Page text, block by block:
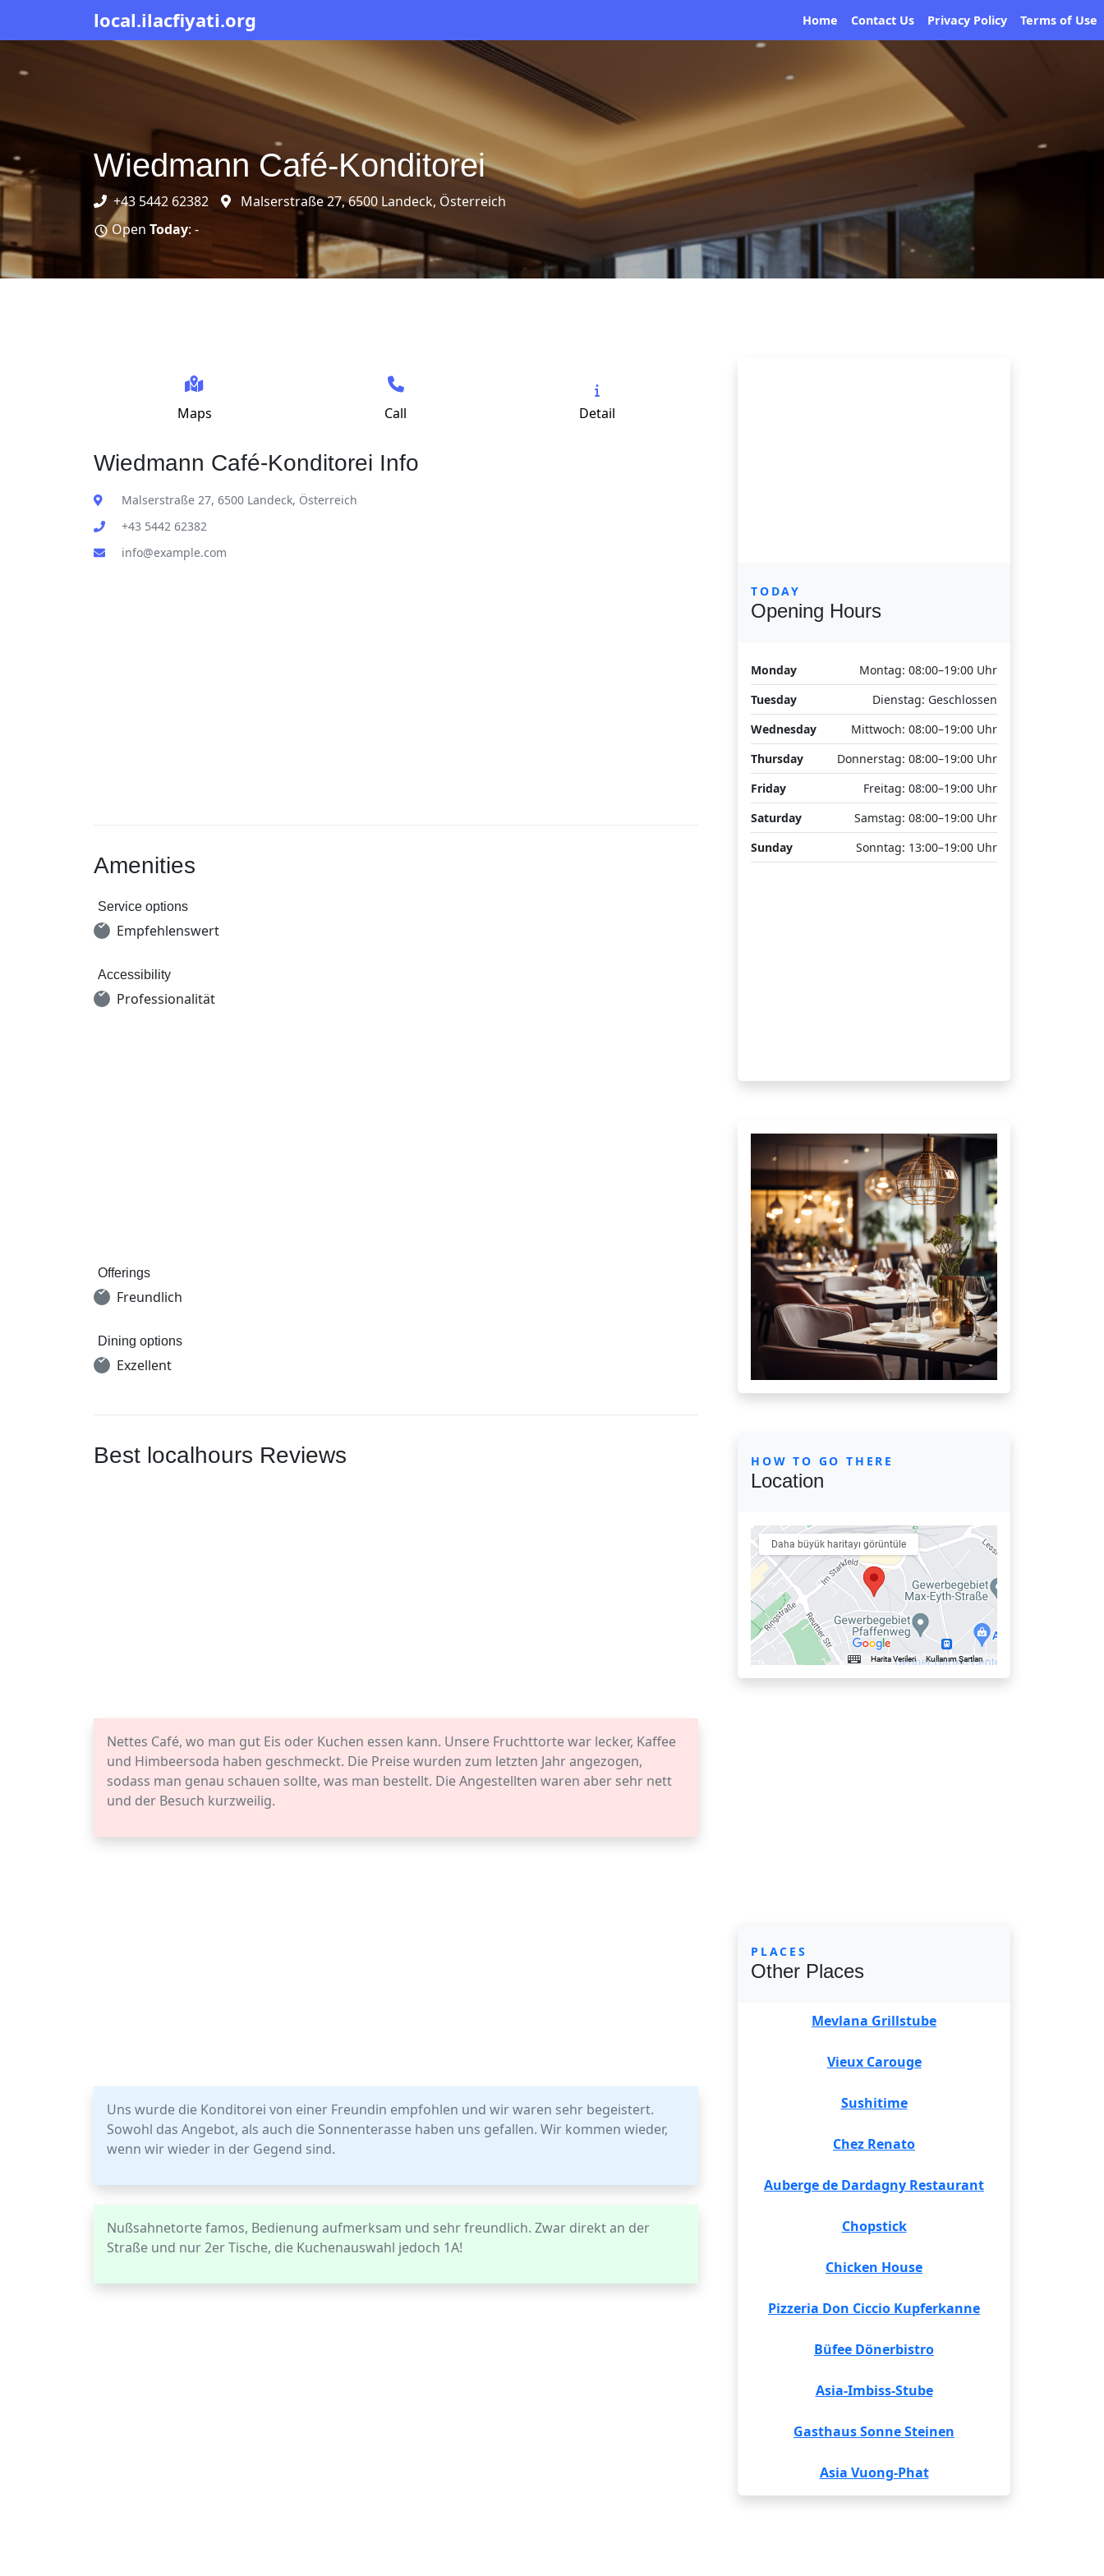
local.ilacfiyati.org Home Contact Us Privacy Policy Terms of Use
Wiedmann Café-Konditorei
+43 5442 62382
Malserstraße 27, 6500 Landeck, Österreich
Open Today: -
Maps Call Detail
Wiedmann Café-Konditorei Info
Malserstraße 27, 6500 Landeck, Österreich
+43 5442 62382
info@example.com
Amenities
Service options
Empfehlenswert
Accessibility
Professionalität
Offerings
Freundlich
Dining options
Exzellent
Best localhours Reviews
Nettes Café, wo man gut Eis oder Kuchen essen kann. Unsere Fruchttorte war lecker, Kaffee
und Himbeersoda haben geschmeckt. Die Preise wurden zum letzten Jahr angezogen,
sodass man genau schauen sollte, was man bestellt. Die Angestellten waren aber sehr nett
und der Besuch kurzweilig.
Uns wurde die Konditorei von einer Freundin empfohlen und wir waren sehr begeistert.
Sowohl das Angebot, als auch die Sonnenterasse haben uns gefallen. Wir kommen wieder,
wenn wir wieder in der Gegend sind.
Nußsahnetorte famos, Bedienung aufmerksam und sehr freundlich. Zwar direkt an der
Straße und nur 2er Tische, die Kuchenauswahl jedoch 1A!
TODAY
Opening Hours
Monday
Montag: 08:00–19:00 Uhr
Tuesday
Dienstag: Geschlossen
Wednesday
Mittwoch: 08:00–19:00 Uhr
Thursday
Donnerstag: 08:00–19:00 Uhr
Friday
Freitag: 08:00–19:00 Uhr
Saturday
Samstag: 08:00–19:00 Uhr
Sunday
Sonntag: 13:00–19:00 Uhr
HOW TO GO THERE
Location
PLACES
Other Places
Mevlana Grillstube
Vieux Carouge
Sushitime
Chez Renato
Auberge de Dardagny Restaurant
Chopstick
Chicken House
Pizzeria Don Ciccio Kupferkanne
Büfee Dönerbistro
Asia-Imbiss-Stube
Gasthaus Sonne Steinen
Asia Vuong-Phat